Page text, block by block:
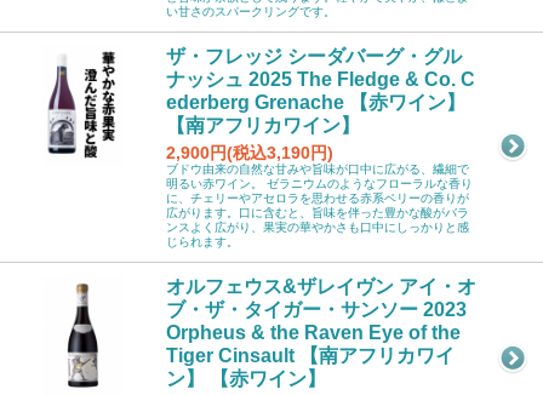
い甘さのスパークリングです。
ザ・フレッジ シーダバーグ・グル
ナッシュ 2025 The Fledge & Co. C
ederberg Grenache 【赤ワイン】
【南アフリカワイン】
2,900円(税込3,190円)
ブドウ由来の自然な甘みや旨味が口中に広がる、繊細で
明るい赤ワイン。 ゼラニウムのようなフローラルな香り
に、チェリーやアセロラを思わせる赤系ベリーの香りが
広がります。口に含むと、旨味を伴った豊かな酸がバラ
ンスよく広がり、果実の華やかさも口中にしっかりと感
じられます。
オルフェウス&ザレイヴン アイ・オ
ブ・ザ・タイガー・サンソー 2023
Orpheus & the Raven Eye of the
Tiger Cinsault 【南アフリカワイ
ン】 【赤ワイン】